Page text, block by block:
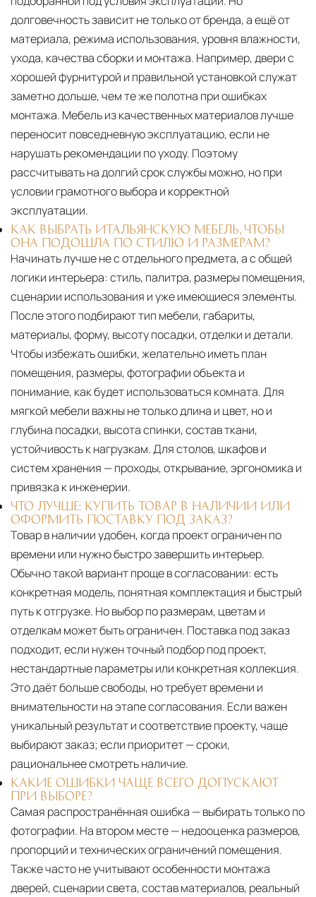
долговечность зависит не только от бренда, а ещё от
материала, режима использования, уровня влажности,
ухода, качества сборки и монтажа. Например, двери с
хорошей фурнитурой и правильной установкой служат
заметно дольше, чем те же полотна при ошибках
монтажа. Мебель из качественных материалов лучше
переносит повседневную эксплуатацию, если не
нарушать рекомендации по уходу. Поэтому
рассчитывать на долгий срок службы можно, но при
условии грамотного выбора и корректной
эксплуатации.
КАК ВЫБРАТЬ ИТАЛЬЯНСКУЮ МЕБЕЛЬ, ЧТОБЫ
ОНА ПОДОШЛА ПО СТИЛЮ И РАЗМЕРАМ?
Начинать лучше не с отдельного предмета, а с общей
логики интерьера: стиль, палитра, размеры помещения,
сценарии использования и уже имеющиеся элементы.
После этого подбирают тип мебели, габариты,
материалы, форму, высоту посадки, отделки и детали.
Чтобы избежать ошибки, желательно иметь план
помещения, размеры, фотографии объекта и
понимание, как будет использоваться комната. Для
мягкой мебели важны не только длина и цвет, но и
глубина посадки, высота спинки, состав ткани,
устойчивость к нагрузкам. Для столов, шкафов и
систем хранения — проходы, открывание, эргономика и
привязка к инженерии.
ЧТО ЛУЧШЕ: КУПИТЬ ТОВАР В НАЛИЧИИ ИЛИ
ОФОРМИТЬ ПОСТАВКУ ПОД ЗАКАЗ?
Товар в наличии удобен, когда проект ограничен по
времени или нужно быстро завершить интерьер.
Обычно такой вариант проще в согласовании: есть
конкретная модель, понятная комплектация и быстрый
путь к отгрузке. Но выбор по размерам, цветам и
отделкам может быть ограничен. Поставка под заказ
подходит, если нужен точный подбор под проект,
нестандартные параметры или конкретная коллекция.
Это даёт больше свободы, но требует времени и
внимательности на этапе согласования. Если важен
уникальный результат и соответствие проекту, чаще
выбирают заказ; если приоритет — сроки,
рациональнее смотреть наличие.
КАКИЕ ОШИБКИ ЧАЩЕ ВСЕГО ДОПУСКАЮТ
ПРИ ВЫБОРЕ?
Самая распространённая ошибка — выбирать только по
фотографии. На втором месте — недооценка размеров,
пропорций и технических ограничений помещения.
Также часто не учитывают особенности монтажа
дверей, сценарии света, состав материалов, реальный